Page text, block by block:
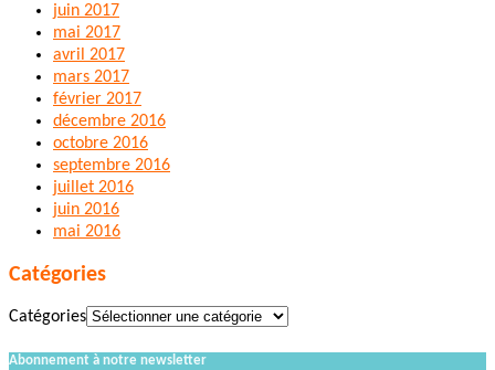
juin 2017
mai 2017
avril 2017
mars 2017
février 2017
décembre 2016
octobre 2016
septembre 2016
juillet 2016
juin 2016
mai 2016
Catégories
Catégories
Abonnement à notre newsletter